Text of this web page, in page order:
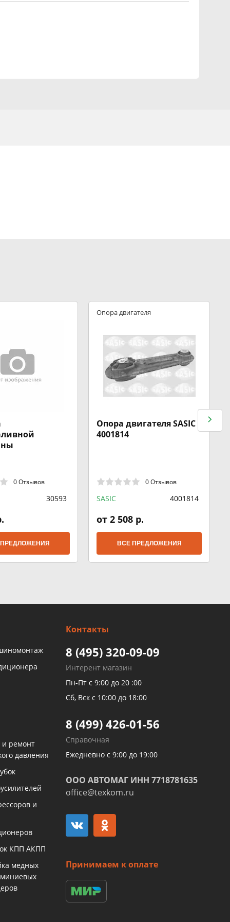
0 Отзывов
30593
Опора двигателя
Опора двигателя SASIC
4001814
0 Отзывов
SASIC 4001814
от 2 508 р.
ВСЕ ПРЕДЛОЖЕНИЯ
и ремонт
давления
и
КПП АКПП
медных
Контакты
8 (495) 320-09-09
Интерент магазин
Пн-Пт с 9:00 до 20 :00
Сб, Вск с 10:00 до 18:00
8 (499) 426-01-56
Справочная
Ежедневно с 9:00 до 19:00
ООО АВТОМАГ ИНН 7718781635
office@texkom.ru
Принимаем к оплате